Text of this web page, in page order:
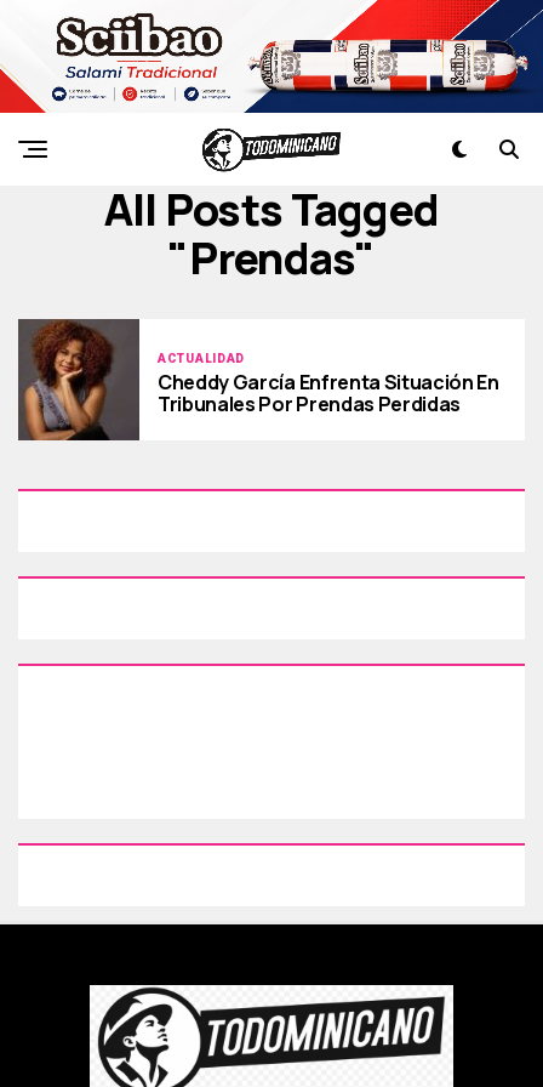
All Posts Tagged
"prendas"
ACTUALIDAD
Cheddy García Enfrenta Situación En
Tribunales Por Prendas Perdidas